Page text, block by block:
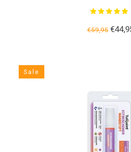
€59,95
Sale